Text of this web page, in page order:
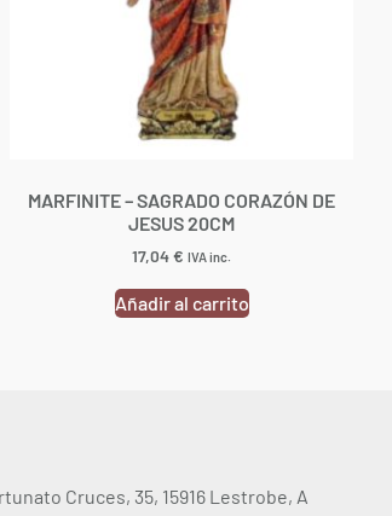
MARFINITE – SAGRADO CORAZÓN DE
JESUS 20CM
17,04€ IVA inc.
Añadir al carrito
Cruces, 35, 15916 Lestrobe, A